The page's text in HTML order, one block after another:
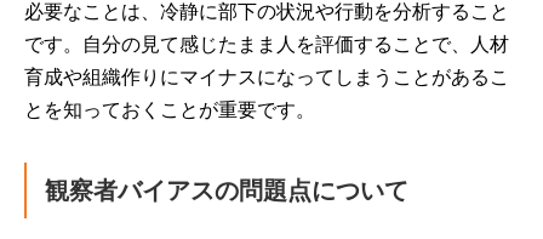
必要なことは、冷静に部下の状況や行動を分析すること
です。自分の見て感じたまま人を評価することで、人材
育成や組織作りにマイナスになってしまうことがあるこ
とを知っておくことが重要です。
観察者バイアスの問題点について